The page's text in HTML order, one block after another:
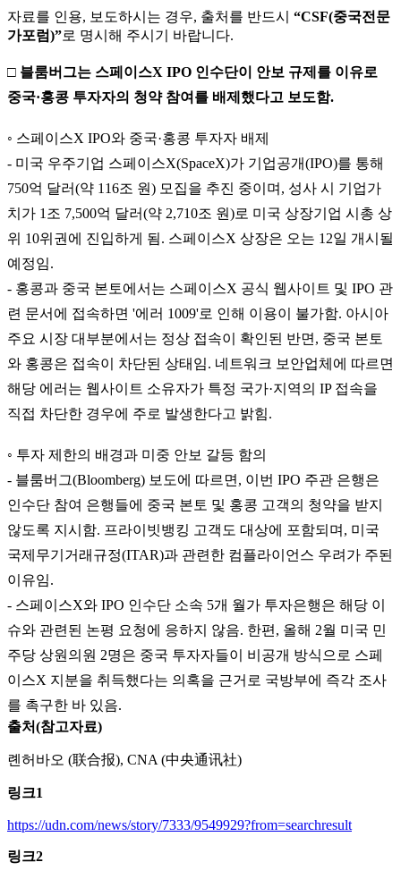
자료를 인용, 보도하시는 경우, 출처를 반드시 “CSF(중국전문
가포럼)”로 명시해 주시기 바랍니다.
□ 블룸버그는 스페이스X IPO 인수단이 안보 규제를 이유로
중국·홍콩 투자자의 청약 참여를 배제했다고 보도함.
◦ 스페이스X IPO와 중국·홍콩 투자자 배제
- 미국 우주기업 스페이스X(SpaceX)가 기업공개(IPO)를 통해
750억 달러(약 116조 원) 모집을 추진 중이며, 성사 시 기업가
치가 1조 7,500억 달러(약 2,710조 원)로 미국 상장기업 시총 상
위 10위권에 진입하게 됨. 스페이스X 상장은 오는 12일 개시될
예정임.
- 홍콩과 중국 본토에서는 스페이스X 공식 웹사이트 및 IPO 관
련 문서에 접속하면 '에러 1009'로 인해 이용이 불가함. 아시아
주요 시장 대부분에서는 정상 접속이 확인된 반면, 중국 본토
와 홍콩은 접속이 차단된 상태임. 네트워크 보안업체에 따르면
해당 에러는 웹사이트 소유자가 특정 국가·지역의 IP 접속을
직접 차단한 경우에 주로 발생한다고 밝힘.
◦ 투자 제한의 배경과 미중 안보 갈등 함의
- 블룸버그(Bloomberg) 보도에 따르면, 이번 IPO 주관 은행은
인수단 참여 은행들에 중국 본토 및 홍콩 고객의 청약을 받지
않도록 지시함. 프라이빗뱅킹 고객도 대상에 포함되며, 미국
국제무기거래규정(ITAR)과 관련한 컴플라이언스 우려가 주된
이유임.
- 스페이스X와 IPO 인수단 소속 5개 월가 투자은행은 해당 이
슈와 관련된 논평 요청에 응하지 않음. 한편, 올해 2월 미국 민
주당 상원의원 2명은 중국 투자자들이 비공개 방식으로 스페
이스X 지분을 취득했다는 의혹을 근거로 국방부에 즉각 조사
를 촉구한 바 있음.
출처(참고자료)
롄허바오 (联合报), CNA (中央通讯社)
링크1
https://udn.com/news/story/7333/9549929?from=searchresult
링크2